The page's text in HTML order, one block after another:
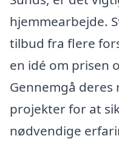
hjemmearbejde.
tilbud fra flere
en idé om prisen
Gennemgå
projekter for at
nødvendige